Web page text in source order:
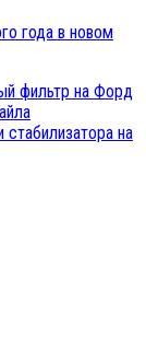
года в новом
фильтр на Форд
на